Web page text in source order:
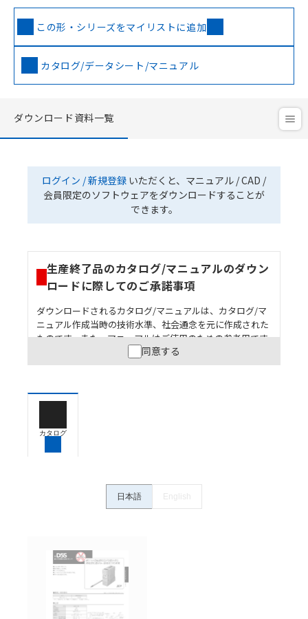
この形・シリーズをマイリストに追加
カタログ/データシート/マニュアル
ダウンロード資料一覧
ログイン / 新規登録 いただくと、マニュアル / CAD /
会員限定のソフトウェアをダウンロードすることが
できます。
生産終了品のカタログ/マニュアルのダウン
ロードに際してのご承諾事項
ダウンロードされるカタログ/マニュアルは、カタログ/マ
ニュアル作成当時の技術水準、社会通念を元に作成された
ものです。また、マニュアルはご使用のための参考用です
ので、ご使用にあたっての安全性については十分にご配慮
ください。以下の内容をご承諾の上、ご利用ください。
うな用途に使用される場合には、システム全体として
保できるよう設計されていること、および本製品が全
ていることを、必ず事前に確認してください。
ン事例は参考用ですので、ご採用に際しては機器・装
置の機能や安全性をご確認のうえご使用ください。・
ている可能性がありますがご容赦ください。
記載されているサービス内容や連絡先等は作成当時の
ものであり、変更・改定させていただいている可能性
があります。改めて当サイトの掲載内容をご確認のう
え、ご用命下さいますようお願いいたします。
同意する
カタログ
日本語 English